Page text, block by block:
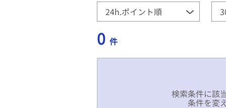
0 件
検索条件に該
条件を変